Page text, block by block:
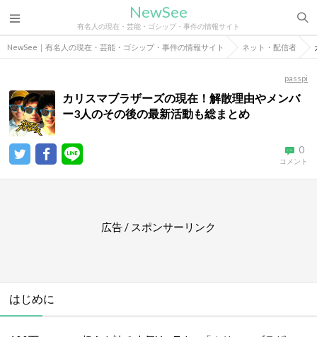
NewSee
有名人の現在・芸能・ゴシップ・事件の情報サイト
NewSee｜有名人の現在・芸能・ゴシップ・事件の情報サイト ネット・配信者
passpi
カリスマブラザーズの現在！解散理由やメンバ
ー3人のその後の最新活動も総まとめ
0
コメント
広告 / スポンサーリンク
はじめに